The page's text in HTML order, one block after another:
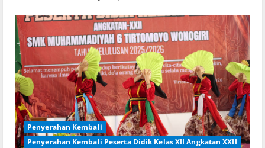
Penyerahan Kembali
Penyerahan Kembali Peserta Didik Kelas XII Angkatan XXII